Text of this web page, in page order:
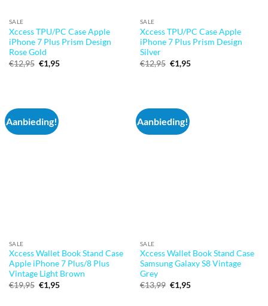
SALE
Xccess TPU/PC Case Apple
iPhone 7 Plus Prism Design
Rose Gold
€12,95 Oorspronkelijke
prijs
€1,95Huidige
SALE
Xccess TPU/PC Case Apple
iPhone 7 Plus Prism Design
Silver
€12,95 Oorspronkelijke
prijs
€1,95Huidige
Aanbieding!
SALE
Xccess Wallet Book Stand Case
Apple iPhone 7 Plus/8 Plus
Vintage Light Brown
€19,95 Oorspronkelijke
prijs
€1,95Huidige
Aanbieding!
SALE
Xccess Wallet Book Stand Case
Samsung Galaxy S8 Vintage
Grey
€13,99 Oorspronkelijke
prijs
€1,95Huidige